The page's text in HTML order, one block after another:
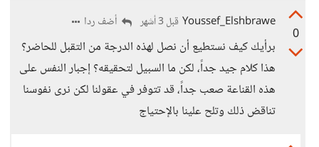
0
Youssef_Elshbrawe قبل 3 أشهر أضف ردا
برأيك كيف نستطيع أن نصل لهذه الدرجة من التقبل للحاضر؟
هذا كلام جيد جداً، لكن ما السبيل لتحقيقه؟ إجبار النفس على
هذه القناعة صعب جداً، قد تتوفر في عقولنا لكن نرى نفوسنا
تناقض ذلك وتلح علينا بالإحتياج